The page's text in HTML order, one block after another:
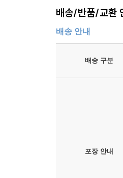
임신 기간의 감정
호흡 연습
이완과 시각화
배송/반품/교환
배송 안내
배송 구분
포장 안내